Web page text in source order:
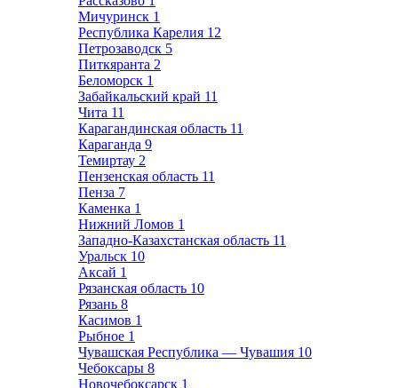
Мичуринск 1
Республика Карелия 12
Петрозаводск 5
Питкяранта 2
Беломорск 1
Забайкальский край 11
Чита 11
Карагандинская область 11
Караганда 9
Темиртау 2
Пензенская область 11
Пенза 7
Каменка 1
Нижний Ломов 1
Западно-Казахстанская область 11
Уральск 10
Аксай 1
Рязанская область 10
Рязань 8
Касимов 1
Рыбное 1
Чувашская Республика — Чувашия 10
Чебоксары 8
Новочебоксарск 1